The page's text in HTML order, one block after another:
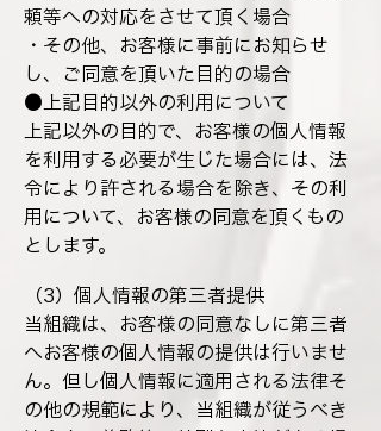
頼等への対応をさせて頂く場合
・その他、お客様に事前にお知らせ
し、ご同意を頂いた目的の場合
●上記目的以外の利用について
上記以外の目的で、お客様の個人情報
を利用する必要が生じた場合には、法
令により許される場合を除き、その利
用について、お客様の同意を頂くもの
とします。
（3）個人情報の第三者提供
当組織は、お客様の同意なしに第三者
へお客様の個人情報の提供は行いませ
ん。但し個人情報に適用される法律そ
の他の規範により、当組織が従うべき